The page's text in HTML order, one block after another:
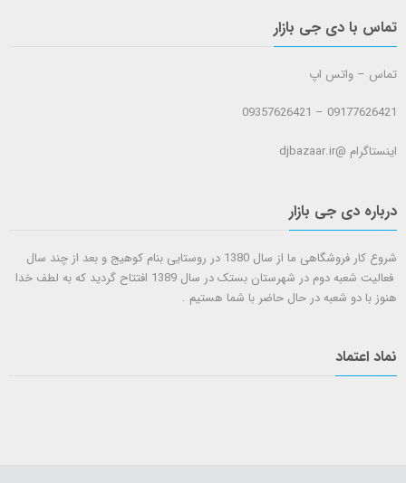
تماس با دی جی بازار
تماس – واتس اپ
09177626421 – 09357626421
اینستاگرام @djbazaar.ir
درباره دی جی بازار
شروع کار فروشگاهی ما از سال 1380 در روستایی بنام کوهیج و بعد از چند سال
فعالیت شعبه دوم در شهرستان بستک در سال 1389 افتتاح گردید که به لطف خدا
هنوز با دو شعبه در حال حاضر با شما هستيم .
نماد اعتماد